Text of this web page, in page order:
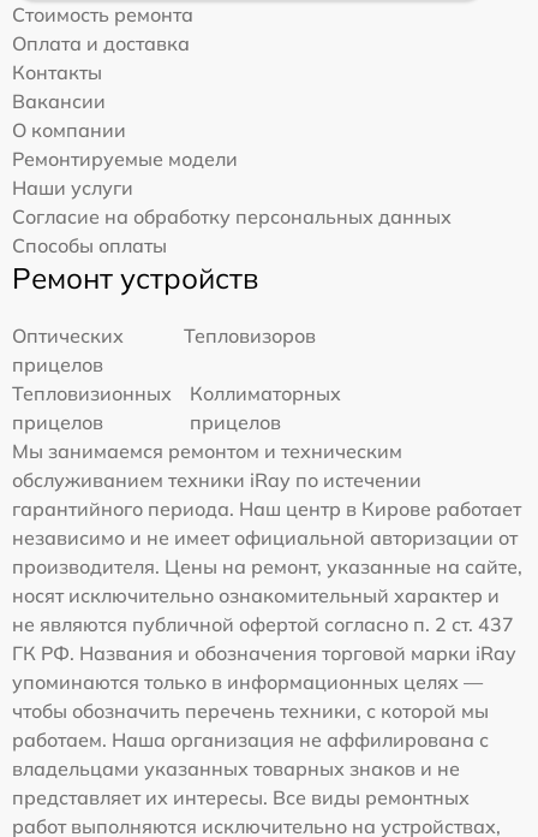
Стоимость ремонта
Оплата и доставка
Контакты
Вакансии
О компании
Ремонтируемые модели
Наши услуги
Согласие на обработку персональных данных
Способы оплаты
Ремонт устройств
Оптических
прицелов
Тепловизоров
Тепловизионных
прицелов
Коллиматорных
прицелов
Мы занимаемся ремонтом и техническим
обслуживанием техники iRay по истечении
гарантийного периода. Наш центр в Кирове работает
независимо и не имеет официальной авторизации от
производителя. Цены на ремонт, указанные на сайте,
носят исключительно ознакомительный характер и
не являются публичной офертой согласно п. 2 ст. 437
ГК РФ. Названия и обозначения торговой марки iRay
упоминаются только в информационных целях —
чтобы обозначить перечень техники, с которой мы
работаем. Наша организация не аффилирована с
владельцами указанных товарных знаков и не
представляет их интересы. Все виды ремонтных
работ выполняются исключительно на устройствах,